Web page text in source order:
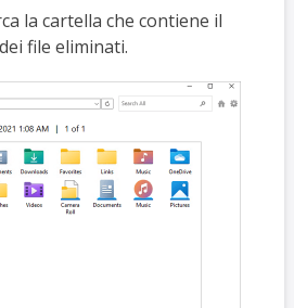
la cartella che contiene il
file eliminati.